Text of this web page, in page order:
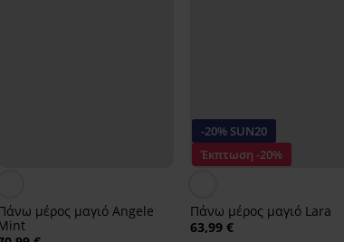
μέρος μαγιό Angele
-20% SUN20
Έκπτωση -20%
Πάνω μέρος μαγιό Lara
63,99 €